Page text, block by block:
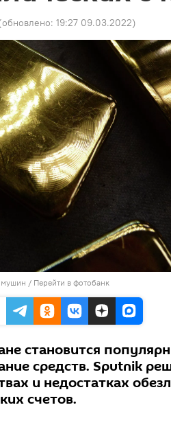
19:27 09.03.2022)
/ Перейти в фотобанк
становится
средств. Sputnik
и недостатках
счетов.